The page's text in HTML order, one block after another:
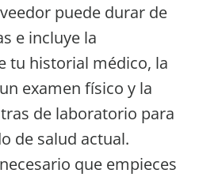
puede durar de
e incluye la
tu historial médico, la
examen físico y la
de laboratorio para
de salud actual.
que empieces